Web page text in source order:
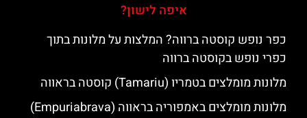
איפה לישון?
כפר נופש קוסטה ברווה? המלצות על מלונות בתוך
כפרי נופש בקוסטה ברווה
מלונות מומלצים בטמריו (Tamariu) קוסטה בראווה
מלונות מומלצים באמפוריה בראווה (Empuriabrava)